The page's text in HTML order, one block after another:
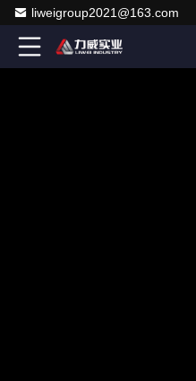
liweigroup2021@163.com